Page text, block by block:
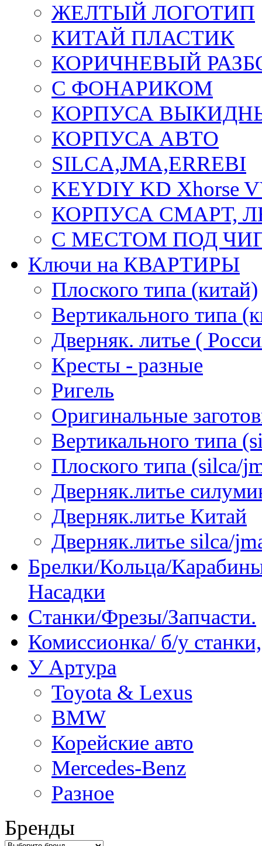
ЖЕЛТЫЙ ЛОГОТИП
КИТАЙ ПЛАСТИК
КОРИЧНЕВЫЙ
С ФОНАРИКОМ
КОРПУСА
КОРПУСА АВТО
SILCA,JMA,ERREBI
KEYDIY KD Xhorse
КОРПУСА СМАРТ,
С МЕСТОМ ПОД
Ключи на КВАРТИРЫ
Плоского типа (китай)
Вертикального типа
Дверняк. литье (
Кресты - разные
Ригель
Оригинальные
Вертикального типа
Плоского типа (silca/
Дверняк.литье
Дверняк.литье Китай
Дверняк.литье silca/
Брелки/Кольца/
Насадки
Станки/Фрезы/Запчасти.
Комиссионка/ б/у
У Артура
Toyota & Lexus
BMW
Корейские авто
Mercedes-Benz
Разное
Бренды